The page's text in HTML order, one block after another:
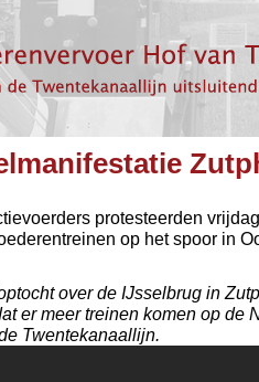
protesteerden
op het spoor in
over de IJsselbrug in
er meer treinen komen op de
Twentekanaallijn.